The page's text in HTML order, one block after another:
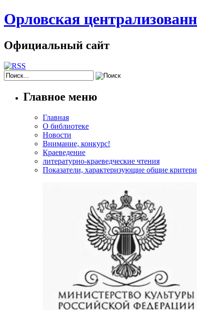
Орловская
Официальный сайт
Главное меню
Главная
О библиотеке
Новости
Внимание, конкурс!
Краеведение
литературно-краеведческие чтения
Показатели, характеризующие общие